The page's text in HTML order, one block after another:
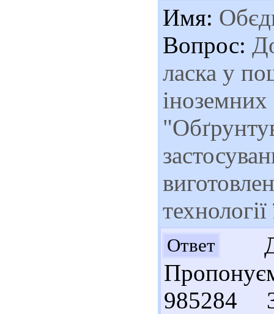
Имя:
Вопрос:
ласка у
іноземних
Ответ